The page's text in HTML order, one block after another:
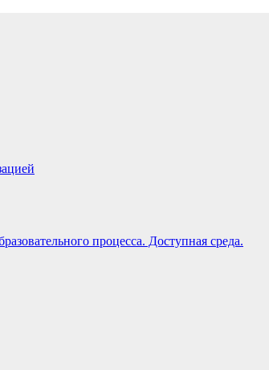
процесса. Доступная среда.